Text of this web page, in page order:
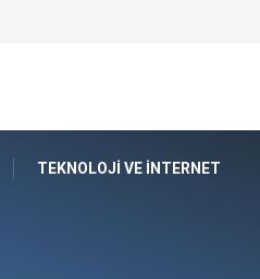
TEKNOLOJI VE İNTERNET